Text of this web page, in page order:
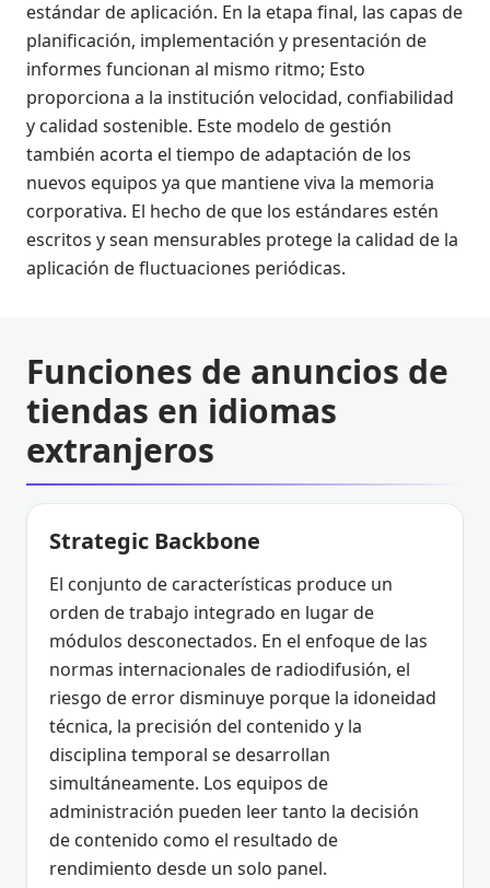
estándar de aplicación. En la etapa final, las capas de
planificación, implementación y presentación de
informes funcionan al mismo ritmo; Esto
proporciona a la institución velocidad, confiabilidad
y calidad sostenible. Este modelo de gestión
también acorta el tiempo de adaptación de los
nuevos equipos ya que mantiene viva la memoria
corporativa. El hecho de que los estándares estén
escritos y sean mensurables protege la calidad de la
aplicación de fluctuaciones periódicas.
Funciones de anuncios de
tiendas en idiomas
extranjeros
Strategic Backbone
El conjunto de características produce un
orden de trabajo integrado en lugar de
módulos desconectados. En el enfoque de las
normas internacionales de radiodifusión, el
riesgo de error disminuye porque la idoneidad
técnica, la precisión del contenido y la
disciplina temporal se desarrollan
simultáneamente. Los equipos de
administración pueden leer tanto la decisión
de contenido como el resultado de
rendimiento desde un solo panel.